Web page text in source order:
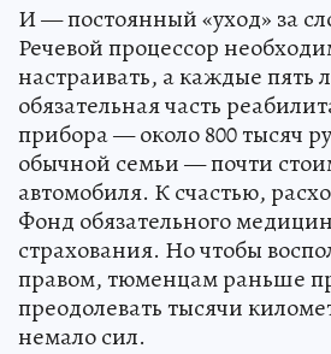
И — постоянный «уход» за
Речевой процессор
настраивать, а каждые пять
обязательная часть
прибора — около 800 тысяч
обычной семьи — почти
автомобиля. К счастью,
Фонд обязательного
страхования. Но чтобы
правом, тюменцам раньше
преодолевать тысячи
немало сил.